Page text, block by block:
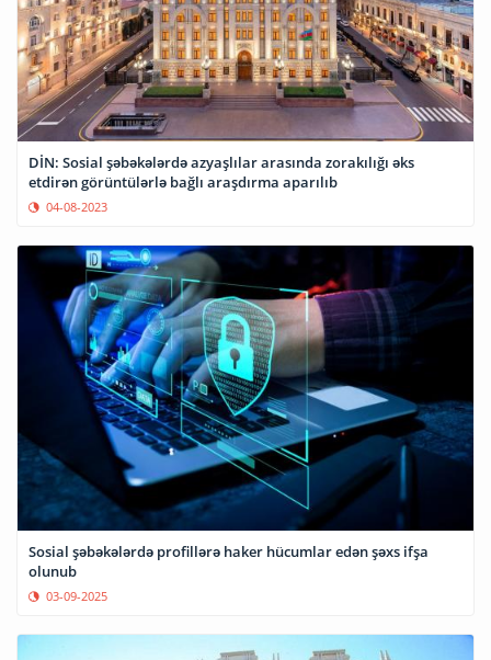
DİN: Sosial şəbəkələrdə azyaşlılar arasında zorakılığı əks
etdirən görüntülərlə bağlı araşdırma aparılıb
04-08-2023
Sosial şəbəkələrdə profillərə haker hücumlar edən şəxs ifşa
olunub
03-09-2025